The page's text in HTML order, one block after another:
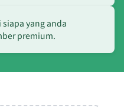
yang anda
premium.